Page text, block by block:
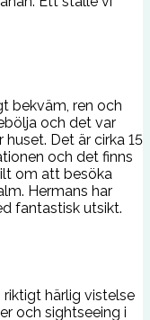
bekväm, ren och
och det var
Det är cirka 15
och det finns
om att besöka
Hermans har
fantastisk utsikt.
riktigt härlig vistelse
och sightseeing i